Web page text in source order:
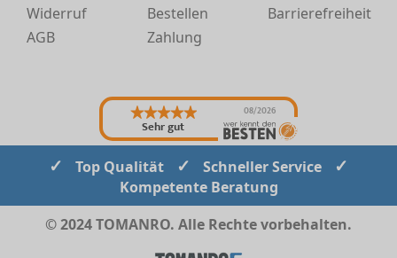
Widerruf
AGB
Bestellen
Zahlung
Barrierefreiheit
Sehr gut
08/2026
✓ Top Qualität ✓ Schneller Service ✓
Kompetente Beratung
© 2024 TOMANRO. Alle Rechte vorbehalten.